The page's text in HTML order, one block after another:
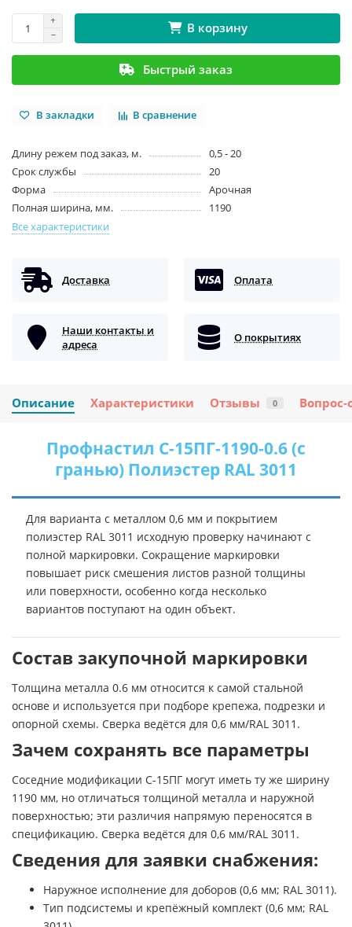
В корзину
Быстрый заказ
В закладки В сравнение
Длину режем под заказ, м.
0,5 - 20
Срок службы
20
Форма
Арочная
Полная ширина, мм.
1190
Все характеристики
Доставка Оплата
Наши контакты и
адреса
О покрытиях
Описание Характеристики Отзывы 0 Вопрос-
Профнастил С-15ПГ-1190-0.6 (с
гранью) Полиэстер RAL 3011
Для варианта с металлом 0,6 мм и покрытием
полиэстер RAL 3011 исходную проверку начинают с
полной маркировки. Сокращение маркировки
повышает риск смешения листов разной толщины
или поверхности, особенно когда несколько
вариантов поступают на один объект.
Состав закупочной маркировки
Толщина металла 0.6 мм относится к самой стальной
основе и используется при подборе крепежа, подрезки и
опорной схемы. Сверка ведётся для 0,6 мм/RAL 3011.
Зачем сохранять все параметры
Соседние модификации С-15ПГ могут иметь ту же ширину
1190 мм, но отличаться толщиной металла и наружной
поверхностью; эти различия напрямую переносятся в
спецификацию. Сверка ведётся для 0,6 мм/RAL 3011.
Сведения для заявки снабжения:
Наружное исполнение для доборов (0,6 мм; RAL 3011).
Тип подсистемы и крепёжный комплект (0,6 мм; RAL